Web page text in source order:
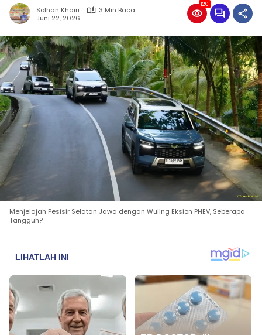
Solhan Khairi
3 Min Baca
Juni 22, 2026
120
Menjelajah Pesisir Selatan Jawa dengan Wuling Eksion PHEV, Seberapa
Tangguh?